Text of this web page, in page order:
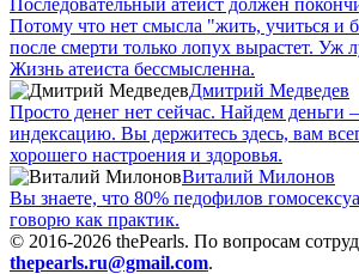
Потому что нет смысла "жить, учиться и
после смерти только лопух вырастет. Уж
Жизнь атеиста бессмысленна.
Дмитрий Медведев
Просто денег нет сейчас. Найдем деньги
индексацию. Вы держитесь здесь, вам
хорошего настроения и здоровья.
Виталий Милонов
Вы знаете, что 80% педофилов
говорю как практик.
© 2016-2026 thePearls. По вопросам
thepearls.ru@gmail.com.